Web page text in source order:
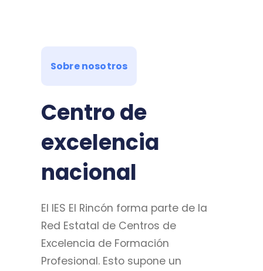
Sobre nosotros
Centro de
excelencia
nacional
El IES El Rincón forma parte de la
Red Estatal de Centros de
Excelencia de Formación
Profesional. Esto supone un